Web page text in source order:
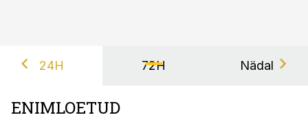
24H 72H Nädal
ENIMLOETUD